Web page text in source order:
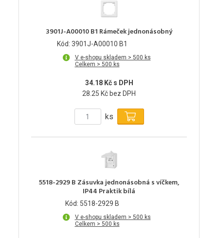
3901J-A00010 B1 Rámeček jednonásobný
Kód: 3901J-A00010 B1
V e-shopu skladem > 500 ks
Celkem > 500 ks
34.18 Kč s DPH
28.25 Kč bez DPH
ks
5518-2929 B Zásuvka jednonásobná s víčkem,
IP44 Praktik bílá
Kód: 5518-2929 B
V e-shopu skladem > 500 ks
Celkem > 500 ks